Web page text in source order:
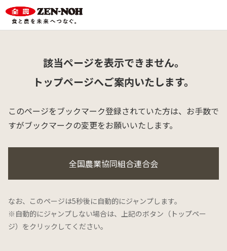
該当ページを表示できません。
トップページへご案内いたします。
このページをブックマーク登録されていた方は、 お手数で
すがブックマークの変更をお願いいたします。
全国農業協同組合連合会
なお、このページは5秒後に自動的にジャンプします。
※自動的にジャンプしない場合は、上記のボタン（トップペー
ジ）をクリックしてください。